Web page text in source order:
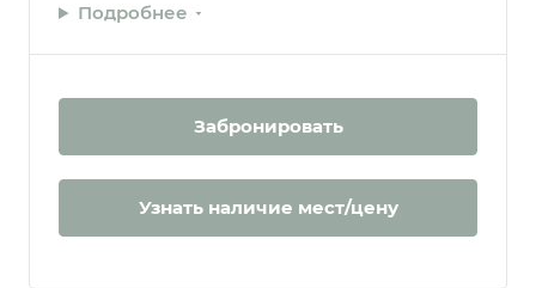
Подробнее
Забронировать
Узнать наличие мест/цену